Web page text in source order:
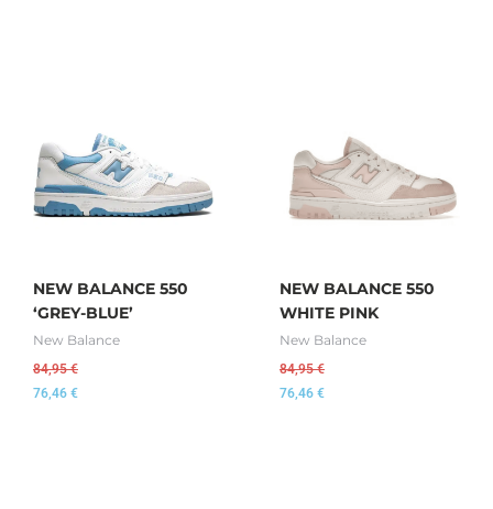
NEW BALANCE 550
‘GREY-BLUE’
New Balance
84,95€
76,46 €
NEW BALANCE 550
WHITE PINK
New Balance
84,95€
76,46 €